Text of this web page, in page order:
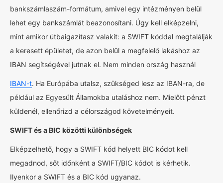
bankszámlaszám-formátum, amivel egy intézményen belül
lehet egy bankszámlát beazonosítani. Úgy kell elképzelni,
mint amikor útbaigazítasz valakit: a SWIFT kóddal megtalálják
a keresett épületet, de azon belül a megfelelő lakáshoz az
IBAN segítségével jutnak el. Nem minden ország használ
IBAN-t. Ha Európába utalsz, szükséged lesz az IBAN-ra, de
például az Egyesült Államokba utaláshoz nem. Mielőtt pénzt
küldenél, ellenőrizd a célországod követelményeit.
SWIFT és a BIC közötti különbségek
Elképzelhető, hogy a SWIFT kód helyett BIC kódot kell
megadnod, sőt időnként a SWIFT/BIC kódot is kérhetik.
Ilyenkor a SWIFT és a BIC kód ugyanaz.